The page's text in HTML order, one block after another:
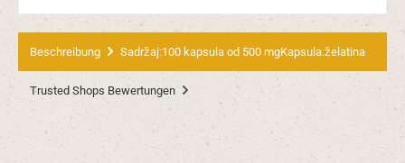
Beschreibung Sadržaj:100 kapsula od 500 mgKapsula:želatina
Trusted Shops Bewertungen